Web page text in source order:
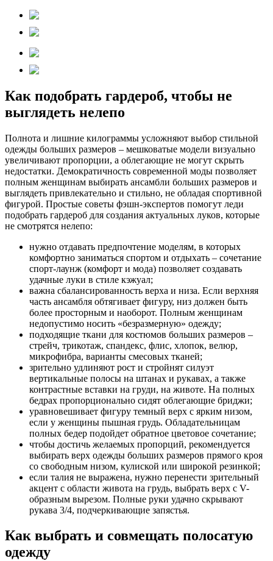
Как подобрать гардероб, чтобы не
выглядеть нелепо
Полнота и лишние килограммы усложняют выбор стильной
одежды больших размеров – мешковатые модели визуально
увеличивают пропорции, а облегающие не могут скрыть
недостатки. Демократичность современной моды позволяет
полным женщинам выбирать ансамбли больших размеров и
выглядеть привлекательно и стильно, не обладая спортивной
фигурой. Простые советы фэшн-экспертов помогут леди
подобрать гардероб для создания актуальных луков, которые
не смотрятся нелепо:
нужно отдавать предпочтение моделям, в которых
комфортно заниматься спортом и отдыхать – сочетание
спорт-лаунж (комфорт и мода) позволяет создавать
удачные луки в стиле кэжуал;
важна сбалансированность верха и низа. Если верхняя
часть ансамбля обтягивает фигуру, низ должен быть
более просторным и наоборот. Полным женщинам
недопустимо носить «безразмерную» одежду;
подходящие ткани для костюмов больших размеров –
стрейч, трикотаж, спандекс, флис, хлопок, велюр,
микрофибра, варианты смесовых тканей;
зрительно удлиняют рост и стройнят силуэт
вертикальные полосы на штанах и рукавах, а также
контрастные вставки на груди, на животе. На полных
бедрах пропорционально сидят облегающие бриджи;
уравновешивает фигуру темный верх с ярким низом,
если у женщины пышная грудь. Обладательницам
полных бедер подойдет обратное цветовое сочетание;
чтобы достичь желаемых пропорций, рекомендуется
выбирать верх одежды больших размеров прямого кроя
со свободным низом, кулиской или широкой резинкой;
если талия не выражена, нужно перенести зрительный
акцент с области живота на грудь, выбрать верх с V-
образным вырезом. Полные руки удачно скрывают
рукава 3/4, подчеркивающие запястья.
Как выбрать и совмещать полосатую
одежду